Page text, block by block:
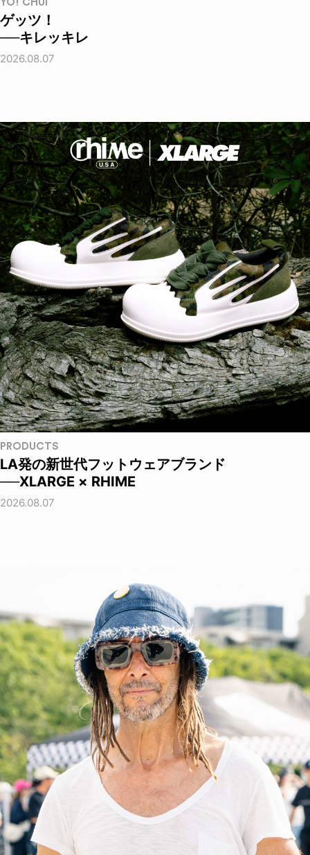
YO! CHUI
ゲッツ！
──キレッキレ
2026.08.07
PRODUCTS
LA発の新世代フットウェアブランド
──XLARGE × RHIME
2026.08.07